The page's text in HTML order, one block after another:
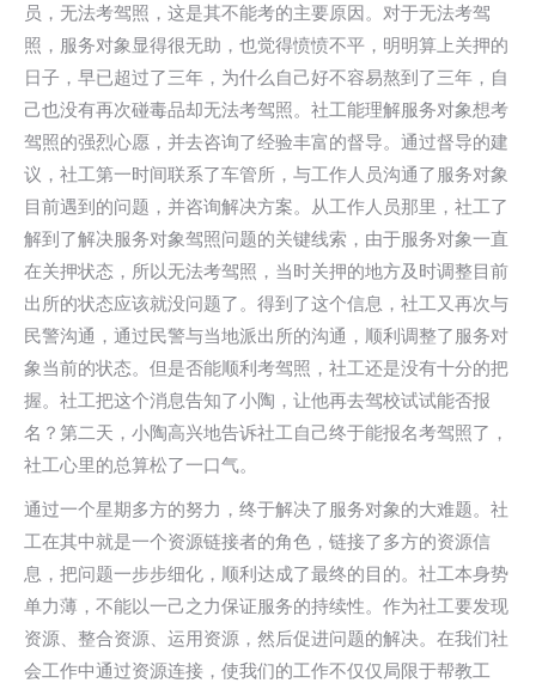
员，无法考驾照，这是其不能考的主要原因。对于无法考驾
照，服务对象显得很无助，也觉得愤愤不平，明明算上关押的
日子，早已超过了三年，为什么自己好不容易熬到了三年，自
己也没有再次碰毒品却无法考驾照。社工能理解服务对象想考
驾照的强烈心愿，并去咨询了经验丰富的督导。通过督导的建
议，社工第一时间联系了车管所，与工作人员沟通了服务对象
目前遇到的问题，并咨询解决方案。从工作人员那里，社工了
解到了解决服务对象驾照问题的关键线索，由于服务对象一直
在关押状态，所以无法考驾照，当时关押的地方及时调整目前
出所的状态应该就没问题了。得到了这个信息，社工又再次与
民警沟通，通过民警与当地派出所的沟通，顺利调整了服务对
象当前的状态。但是否能顺利考驾照，社工还是没有十分的把
握。社工把这个消息告知了小陶，让他再去驾校试试能否报
名？第二天，小陶高兴地告诉社工自己终于能报名考驾照了，
社工心里的总算松了一口气。
通过一个星期多方的努力，终于解决了服务对象的大难题。社
工在其中就是一个资源链接者的角色，链接了多方的资源信
息，把问题一步步细化，顺利达成了最终的目的。社工本身势
单力薄，不能以一己之力保证服务的持续性。作为社工要发现
资源、整合资源、运用资源，然后促进问题的解决。在我们社
会工作中通过资源连接，使我们的工作不仅仅局限于帮教工